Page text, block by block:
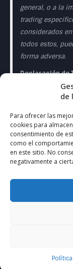
de
Para ofrecer las
cookies para
consentimiento de
como el
en este sitio. No
negativamente a
general, o a la
trading
considerados
todos estos,
forma adversa.
Declaración de
Los testimonios
garantía de
Declaración de
Esta
opiniones
considerarse